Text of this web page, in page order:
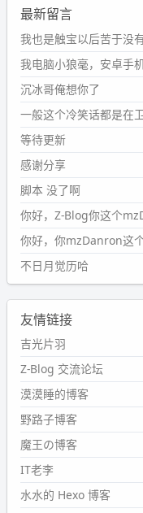
2024-09-23 21:00:49
#PubWord要不我每
第1页https://www.
B%A8%E9%9B%86/
wdssmq
2024-09-23 20:58:40
#PubWord
条嘟？？？？
wdssmq
2024-09-15 10:32:07
#PubWordVSCode
一直是个痛点，一般
了。。
wdssmq
2024-09-11 08:45:43
#PubWord
然后天凉了，为了应
会略窄。。
wdssmq
2024-09-09 19:43:00
#PubWord
表，21 年 11 月底发
完，还是分两次看的
电影 —— 略长的待办
最新留言
沉冰哥俺想你了
一般这个冷笑话都是在
等待更新
感谢分享
脚本 没了啊
不日月觉历哈
友情链接
吉光片羽
Z-Blog 交流论坛
漠漠睡的博客
野路子博客
魔王の博客
IT老李
水水的 Hexo 博客